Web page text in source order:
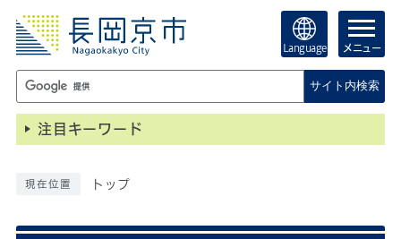
Language メニュー
サイト内検索
注目キーワード
現在位置 トップ